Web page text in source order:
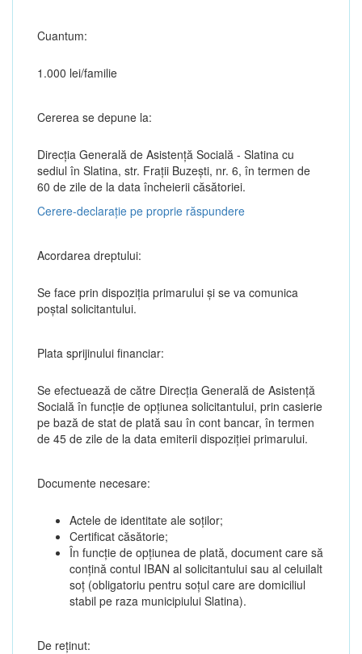
Cuantum:
1.000 lei/familie
Cererea se depune la:
Direcția Generală de Asistenţă Socială - Slatina cu
sediul în Slatina, str. Fraţii Buzeşti, nr. 6, în termen de
60 de zile de la data încheierii căsătoriei.
Cerere-declarație pe proprie răspundere
Acordarea dreptului:
Se face prin dispoziția primarului și se va comunica
poștal solicitantului.
Plata sprijinului financiar:
Se efectuează de către Direcția Generală de Asistență
Socială în funcție de opțiunea solicitantului, prin casierie
pe bază de stat de plată sau în cont bancar, în termen
de 45 de zile de la data emiterii dispoziției primarului.
Documente necesare:
Actele de identitate ale soților;
Certificat căsătorie;
În funcție de opțiunea de plată, document care să
conțină contul IBAN al solicitantului sau al celuilalt
soț (obligatoriu pentru soțul care are domiciliul
stabil pe raza municipiului Slatina).
De reținut: